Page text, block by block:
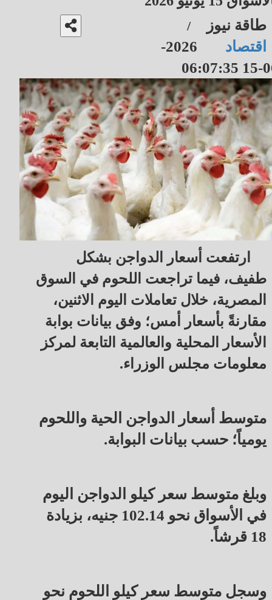
طاقة نيوز /
اقتصاد
2026-
06-15
ارتفعت أسعار الدواجن بشكل
طفيف، فيما تراجعت اللحوم في السوق
المصرية، خلال تعاملات اليوم الاثنين،
مقارنةً بأسعار أمس؛ وفق بيانات بوابة
الأسعار المحلية والعالمية التابعة لمركز
معلومات مجلس الوزراء.
متوسط أسعار الدواجن الحية واللحوم
يومياً؛ حسب بيانات البوابة.
وبلغ متوسط سعر كيلو الدواجن اليوم
في الأسواق نحو 102.14 جنيه، بزيادة
18 قرشاً.
وسجل متوسط سعر كيلو اللحوم نحو